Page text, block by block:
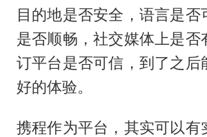
目的地是否安全，语言是否
是否顺畅，社交媒体上是否
订平台是否可信，到了之后
好的体验。
携程作为平台，其实可以有